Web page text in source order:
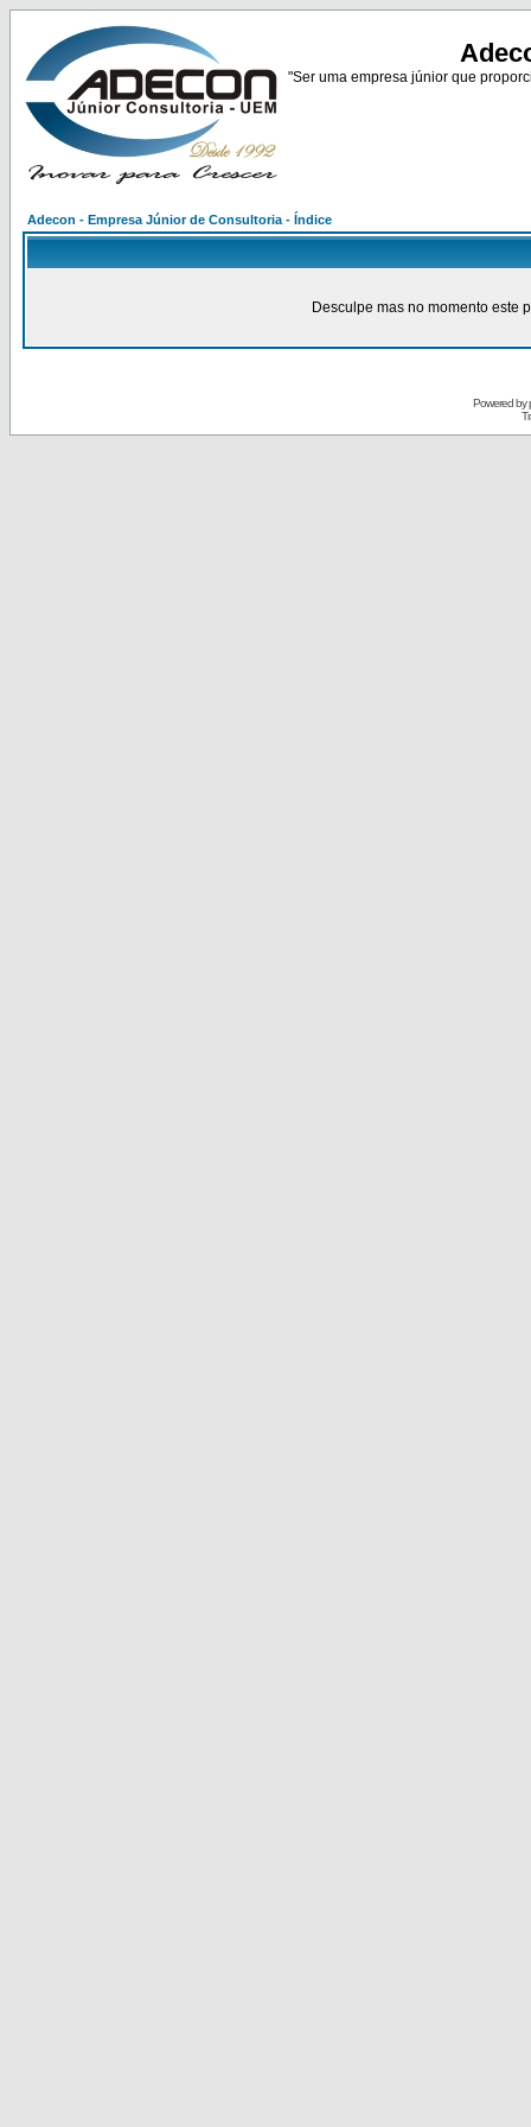
"Ser uma empresa júnior que
Adecon - Empresa Júnior de Consultoria - Índice
Desculpe mas no momento este
Powered by